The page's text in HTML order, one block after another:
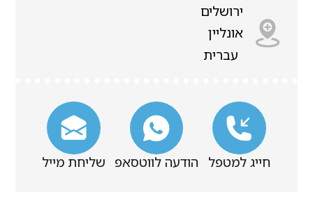
ירושלים
אונליין
עברית
חייג למטפל הודעה לווטסאפ שליחת מייל